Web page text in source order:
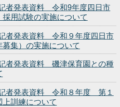
者発表資料 令和9年度四日市
用試験の実施について
者発表資料 令和９年度四日市
集）の実施について
者発表資料 磯津保育園との種
者発表資料 令和８年度 第１
上訓練について